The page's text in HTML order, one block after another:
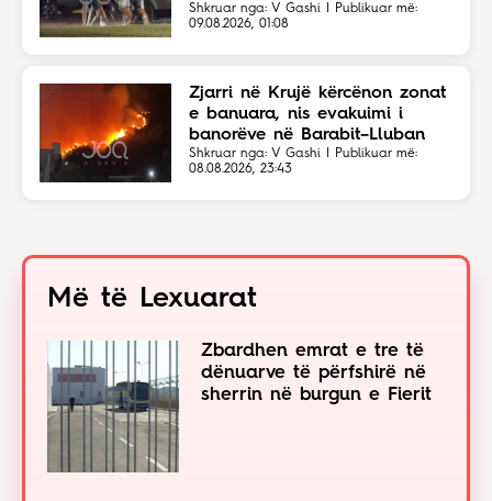
Shkruar nga: V Gashi | Publikuar më:
09.08.2026, 01:08
Zjarri në Krujë kërcënon zonat
e banuara, nis evakuimi i
banorëve në Barabit–Lluban
Shkruar nga: V Gashi | Publikuar më:
08.08.2026, 23:43
Më të Lexuarat
Zbardhen emrat e tre të
dënuarve të përfshirë në
sherrin në burgun e Fierit